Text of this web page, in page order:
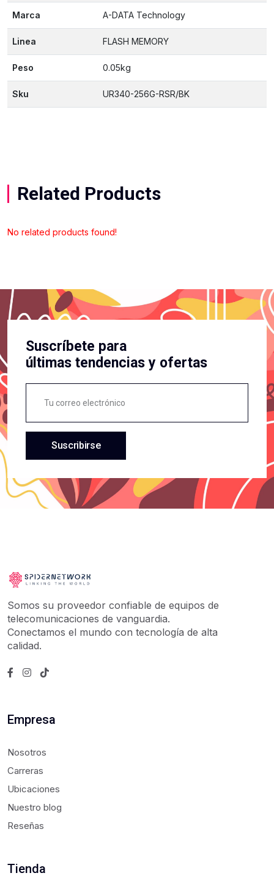
Marca A-DATA Technology
Linea FLASH MEMORY
Peso 0.05kg
Sku UR340-256G-RSR/BK
Related Products
No related products found!
Suscríbete para
últimas tendencias y ofertas
Suscribirse
Somos su proveedor confiable de equipos de
telecomunicaciones de vanguardia.
Conectamos el mundo con tecnología de alta
calidad.
Empresa
Nosotros
Carreras
Ubicaciones
Nuestro blog
Reseñas
Tienda